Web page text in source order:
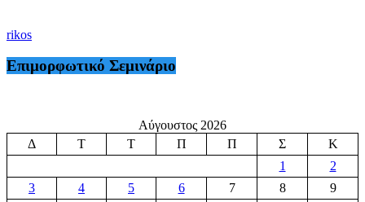
rikos
Επιμορφωτικό Σεμινάριο
Αύγουστος 2026
Δ
Τ Τ Π Π Σ
Κ
1
2
3
4 5 6 7 8
9